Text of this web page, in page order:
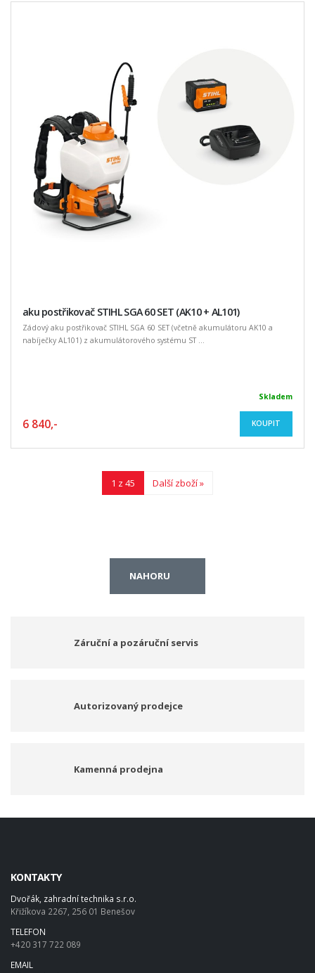
aku postřikovač STIHL SGA 60 SET (AK10 + AL101)
Zádový aku postřikovač STIHL SGA 60 SET (včetně akumulátoru AK10 a
nabíječky AL101) z akumulátorového systému ST ...
Skladem
6 840,- KOUPIT
1 z 45 Další zboží »
NAHORU
Záruční a pozáruční servis
Autorizovaný prodejce
Kamenná prodejna
KONTAKTY
Dvořák, zahradní technika s.r.o.
Křižíkova 2267, 256 01 Benešov
TELEFON
+420 317 722 089
EMAIL